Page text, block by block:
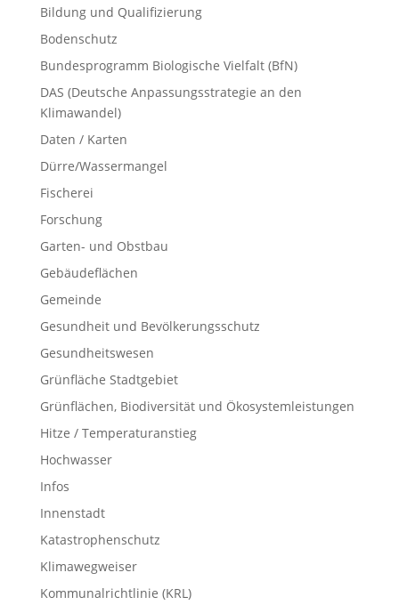
Bildung und Qualifizierung
Bodenschutz
Bundesprogramm Biologische Vielfalt (BfN)
DAS (Deutsche Anpassungsstrategie an den
Klimawandel)
Daten / Karten
Dürre/Wassermangel
Fischerei
Forschung
Garten- und Obstbau
Gebäudeflächen
Gemeinde
Gesundheit und Bevölkerungsschutz
Gesundheitswesen
Grünfläche Stadtgebiet
Grünflächen, Biodiversität und Ökosystemleistungen
Hitze / Temperaturanstieg
Hochwasser
Infos
Innenstadt
Katastrophenschutz
Klimawegweiser
Kommunalrichtlinie (KRL)